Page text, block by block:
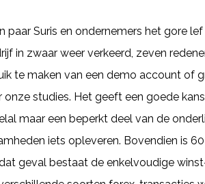
paar Suris en ondernemers het gore
in zwaar weer verkeerd, zeven
te maken van een demo account of
onze studies. Het geeft een goede
maar een beperkt deel van de
iets opleveren. Bovendien is
geval bestaat de enkelvoudige